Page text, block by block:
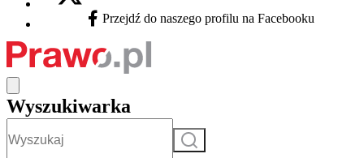
Facebook - otwiera się w nowej karcie
Przejdź do naszego profilu na Facebooku
Wyszukiwarka
Szukaj